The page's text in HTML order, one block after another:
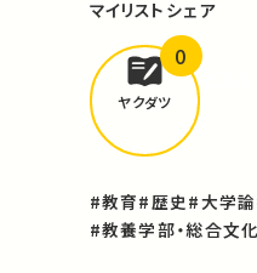
マイリスト シェア
どん
ヤクダツ
0
#教育#歴史#大学論
#教養学部・総合文